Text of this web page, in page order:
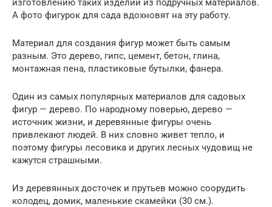
А фото фигурок для сада вдохновят на эту работу.
Материал для создания фигур может быть самым
разным. Это дерево, гипс, цемент, бетон, глина,
монтажная пена, пластиковые бутылки, фанера.
Один из самых популярных материалов для садовых
фигур — дерево. По народному поверью, дерево —
источник жизни, и деревянные фигуры очень
привлекают людей. В них словно живет тепло, и
поэтому фигуры лесовика и других лесных чудовищ не
кажутся страшными.
Из деревянных досточек и прутьев можно соорудить
колодец, домик, маленькие скамейки (30 см.).